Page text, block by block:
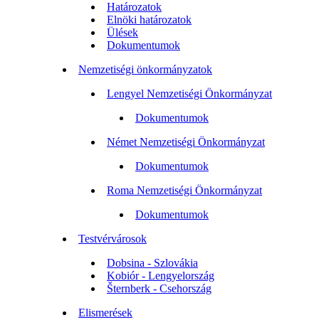
Határozatok
Elnöki határozatok
Ülések
Dokumentumok
Nemzetiségi önkormányzatok
Lengyel Nemzetiségi Önkormányzat
Dokumentumok
Német Nemzetiségi Önkormányzat
Dokumentumok
Roma Nemzetiségi Önkormányzat
Dokumentumok
Testvérvárosok
Dobsina - Szlovákia
Kobiór - Lengyelország
Šternberk - Csehország
Elismerések